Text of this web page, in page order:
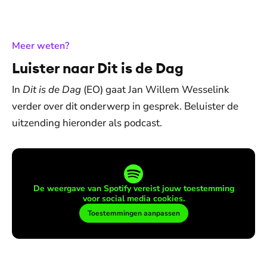
Meer weten?:
Luister naar Dit is de Dag
In Dit is de Dag (EO) gaat Jan Willem Wesselink
verder over dit onderwerp in gesprek. Beluister de
uitzending hieronder als podcast.
De weergave van Spotify vereist jouw toestemming
voor social media cookies.
Toestemmingen aanpassen